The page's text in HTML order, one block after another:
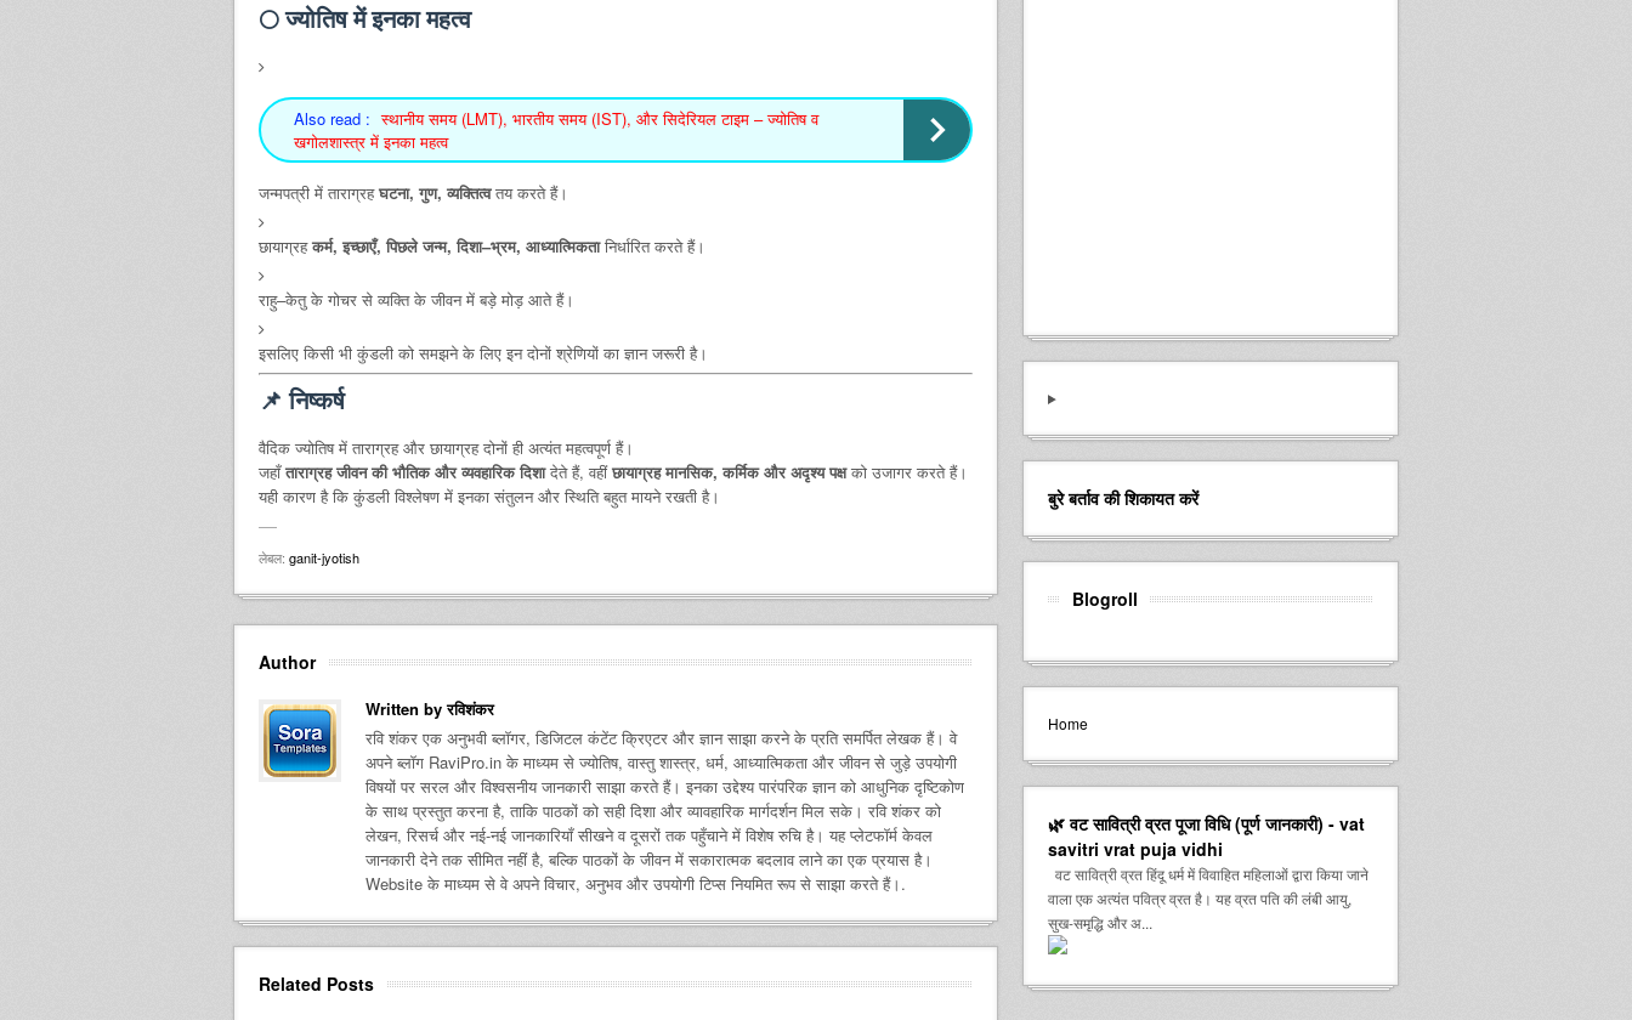
🌕 ज्योतिष में इनका महत्व
Also read : स्थानीय समय (LMT), भारतीय समय (IST), और सिदेरियल टाइम – ज्योतिष व
खगोलशास्त्र में इनका महत्व
जन्मपत्री में ताराग्रहघटना, गुण, व्यक्तित्वतय करते हैं।
छायाग्रहकर्म, इच्छाएँ, पिछले जन्म, दिशा–भ्रम, आध्यात्मिकतानिर्धारित करते हैं।
राहु–केतु के गोचर से व्यक्ति के जीवन में बड़े मोड़ आते हैं।
इसलिए किसी भी कुंडली को समझने के लिए इन दोनों श्रेणियों का ज्ञान जरूरी है।
📌 निष्कर्ष
वैदिक ज्योतिष में ताराग्रह और छायाग्रह दोनों ही अत्यंत महत्वपूर्ण हैं।
जहाँताराग्रह जीवन की भौतिक और व्यवहारिक दिशादेते हैं, वहींछायाग्रह मानसिक, कर्मिक और अदृश्य पक्षको उजागर करते हैं।
यही कारण है कि कुंडली विश्लेषण में इनका संतुलन और स्थिति बहुत मायने रखती है।
लेबल: ganit-jyotish
Author
Written byरविशंकर
रवि शंकर एक अनुभवी ब्लॉगर, डिजिटल कंटेंट क्रिएटर और ज्ञान साझा करने के प्रति समर्पित लेखक हैं। वे
अपने ब्लॉग RaviPro.in के माध्यम से ज्योतिष, वास्तु शास्त्र, धर्म, आध्यात्मिकता और जीवन से जुड़े उपयोगी
विषयों पर सरल और विश्वसनीय जानकारी साझा करते हैं। इनका उद्देश्य पारंपरिक ज्ञान को आधुनिक दृष्टिकोण
के साथ प्रस्तुत करना है, ताकि पाठकों को सही दिशा और व्यावहारिक मार्गदर्शन मिल सके। रवि शंकर को
लेखन, रिसर्च और नई-नई जानकारियाँ सीखने व दूसरों तक पहुँचाने में विशेष रुचि है। यह प्लेटफॉर्म केवल
जानकारी देने तक सीमित नहीं है, बल्कि पाठकों के जीवन में सकारात्मक बदलाव लाने का एक प्रयास है।
Website के माध्यम से वे अपने विचार, अनुभव और उपयोगी टिप्स नियमित रूप से साझा करते हैं।.
Related Posts
बुरे बर्ताव की शिकायत करें
Blogroll
Home
🌿 वट सावित्री व्रत पूजा विधि (पूर्ण जानकारी) - vat
savitri vrat puja vidhi
वट सावित्री व्रत हिंदू धर्म में विवाहित महिलाओं द्वारा किया जाने
वाला एक अत्यंत पवित्र व्रत है। यह व्रत पति की लंबी आयु,
सुख-समृद्धि और अ...